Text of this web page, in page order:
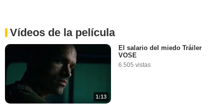
Vídeos de la película
1:13
El salario del miedo Tráiler
VOSE
6.505 vistas